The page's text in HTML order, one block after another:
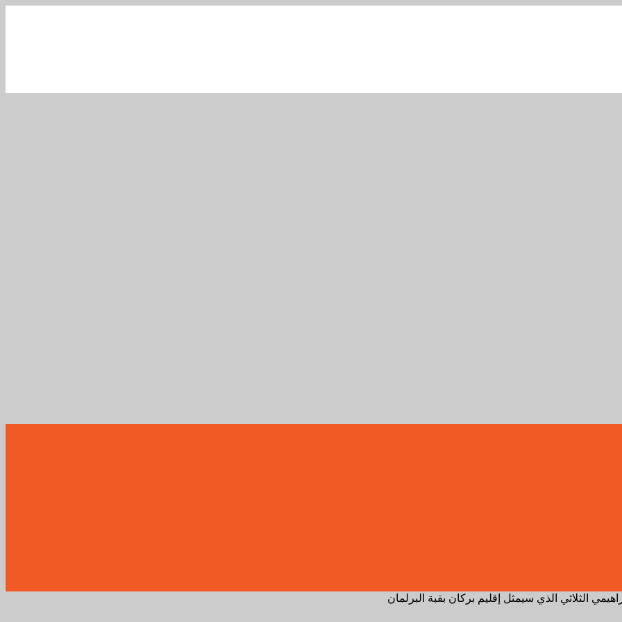
الثلاثي الذي سيمثل إقليم بركان بقبة البرلمان